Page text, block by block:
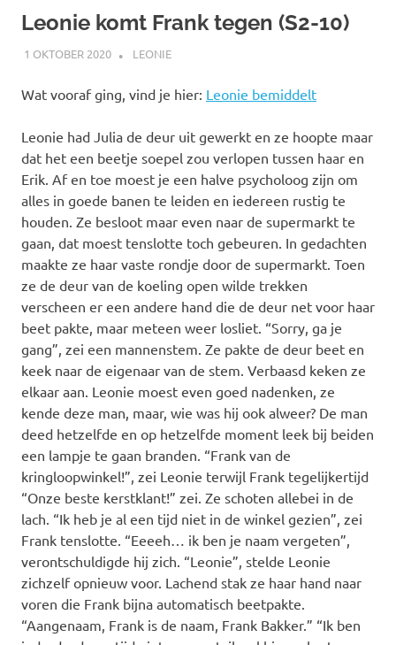
Leonie komt Frank tegen (S2-10)
1 OKTOBER 2020 MARJOLEIN
LEONIE
Wat vooraf ging, vind je hier: Leonie bemiddelt
Leonie had Julia de deur uit gewerkt en ze hoopte maar
dat het een beetje soepel zou verlopen tussen haar en
Erik. Af en toe moest je een halve psycholoog zijn om
alles in goede banen te leiden en iedereen rustig te
houden. Ze besloot maar even naar de supermarkt te
gaan, dat moest tenslotte toch gebeuren. In gedachten
maakte ze haar vaste rondje door de supermarkt. Toen
ze de deur van de koeling open wilde trekken
verscheen er een andere hand die de deur net voor haar
beet pakte, maar meteen weer losliet. “Sorry, ga je
gang”, zei een mannenstem. Ze pakte de deur beet en
keek naar de eigenaar van de stem. Verbaasd keken ze
elkaar aan. Leonie moest even goed nadenken, ze
kende deze man, maar, wie was hij ook alweer? De man
deed hetzelfde en op hetzelfde moment leek bij beiden
een lampje te gaan branden. “Frank van de
kringloopwinkel!”, zei Leonie terwijl Frank tegelijkertijd
“Onze beste kerstklant!” zei. Ze schoten allebei in de
lach. “Ik heb je al een tijd niet in de winkel gezien”, zei
Frank tenslotte. “Eeeeh… ik ben je naam vergeten”,
verontschuldigde hij zich. “Leonie”, stelde Leonie
zichzelf opnieuw voor. Lachend stak ze haar hand naar
voren die Frank bijna automatisch beetpakte.
“Aangenaam, Frank is de naam, Frank Bakker.” “Ik ben